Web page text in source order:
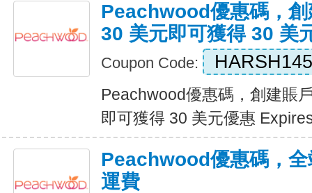
Peachwood優惠碼，
30 美元即可獲得 30 美
Coupon Code: HARSH145
Peachwood優惠碼，創建賬
即可獲得 30 美元優惠
Peachwood優惠碼，
運費